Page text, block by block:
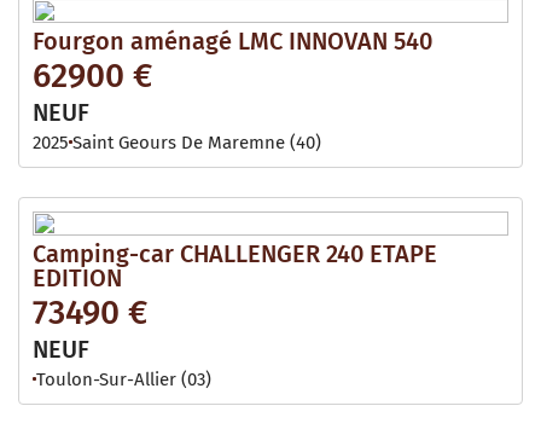
Fourgon aménagé LMC INNOVAN 540
62900 €
NEUF
2025 Saint Geours De Maremne (40)
Camping-car CHALLENGER 240 ETAPE
EDITION
73490 €
NEUF
Toulon-Sur-Allier (03)